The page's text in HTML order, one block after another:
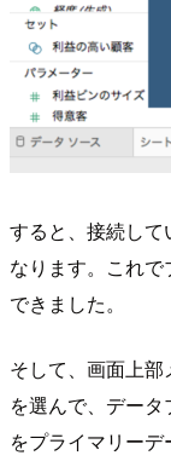
すると、接続し
なります。これ
できました。
そして、画面上部
を選んで、デー
をプライマリー